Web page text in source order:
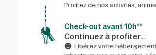
Profitez de nos activités,
Check-out avant 10h**
Continuez à profiter…
Libérez votre